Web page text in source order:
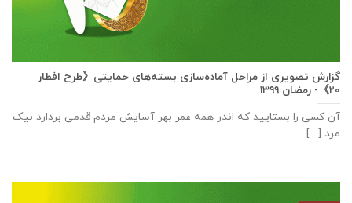
گزارش تصویری از مراحل آماده‌سازی بسته‌های حمایتی《طرح افطار
۲۰》- رمضان ۱۳۹۹
آن کسی را بستایید که اندر همه عمر بهر آسایش مردم قدمی بردارد نیک
مرد [...]